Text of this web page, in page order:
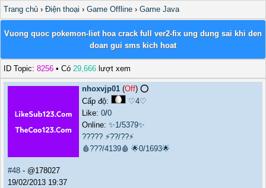
Trang chủ › Điện thoại › Game Offline › Game Java
Vuong quoc pokemon-liet hoa crack full ver2-fix ung dung sai khi den
doan gui sms kich hoat
ID Topic: 8256 • Có 29,666 lượt xem
nhoxvjp01 (Off) ⭕️
Cấp độ:
♡4♡
Like: 0/0
Online: ✨1/5379✨
????? ⚡??/??⚡
🩸???/4139🩸 🌟0/1693🌟
#48 - @178027
19/02/2013 19:37